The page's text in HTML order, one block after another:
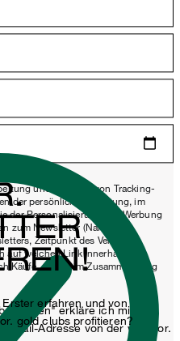
und Nutzung von Tracking-
der persönlichen Beratung, im
der Personalisierung von Werbung
zum Newsletter (Name des
Zeitpunkt des Versands,
welchen Link innerhalb des
Käufe, die ich im Zusammenhang
erkläre ich mich
Mail-Adresse von der windsor.
erfahren und von
gold clubs profitieren?